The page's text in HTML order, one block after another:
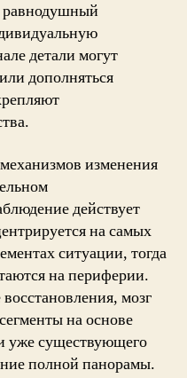
равнодушный
детали могут
дополняться
изменения
действует
на самых
ситуации, тогда
на периферии.
мозг
на основе
уже существующего
полной панорамы.